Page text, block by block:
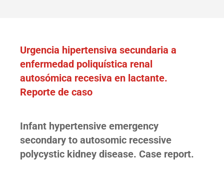
Urgencia hipertensiva secundaria a
enfermedad poliquística renal
autosómica recesiva en lactante.
Reporte de caso
Infant hypertensive emergency
secondary to autosomic recessive
polycystic kidney disease. Case report.